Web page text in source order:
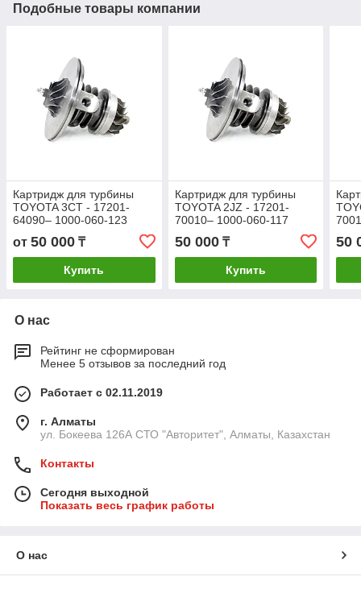
Подобные товары компании
Картридж для турбины
TOYOTA 3CT - 17201-
64090– 1000-060-123
от 50 000 ₸
Купить
Картридж для турбины
TOYOTA 2JZ - 17201-
70010– 1000-060-117
50 000₸
Купить
50
О нас
Рейтинг не сформирован
Менее 5 отзывов за последний год
Работает с 02.11.2019
г. Алматы
ул. Бокеева 126А СТО "Авторитет", Алматы, Казахстан
Контакты
Сегодня выходной
Показать весь график работы
О нас